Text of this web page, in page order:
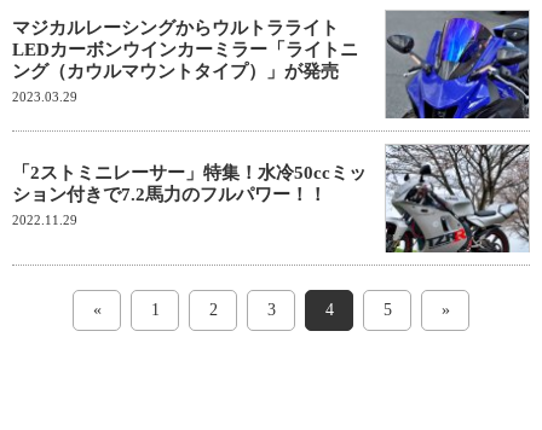
マジカルレーシングからウルトラライト
LEDカーボンウインカーミラー「ライトニ
ング（カウルマウントタイプ）」が発売
2023.03.29
「2ストミニレーサー」特集！水冷50ccミッ
ション付きで7.2馬力のフルパワー！！
2022.11.29
« 1 2 3 4 5 »